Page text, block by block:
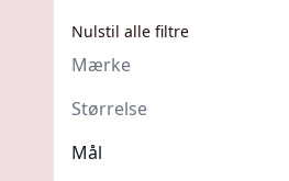
Nulstil alle filtre
Mærke
Størrelse
Mål